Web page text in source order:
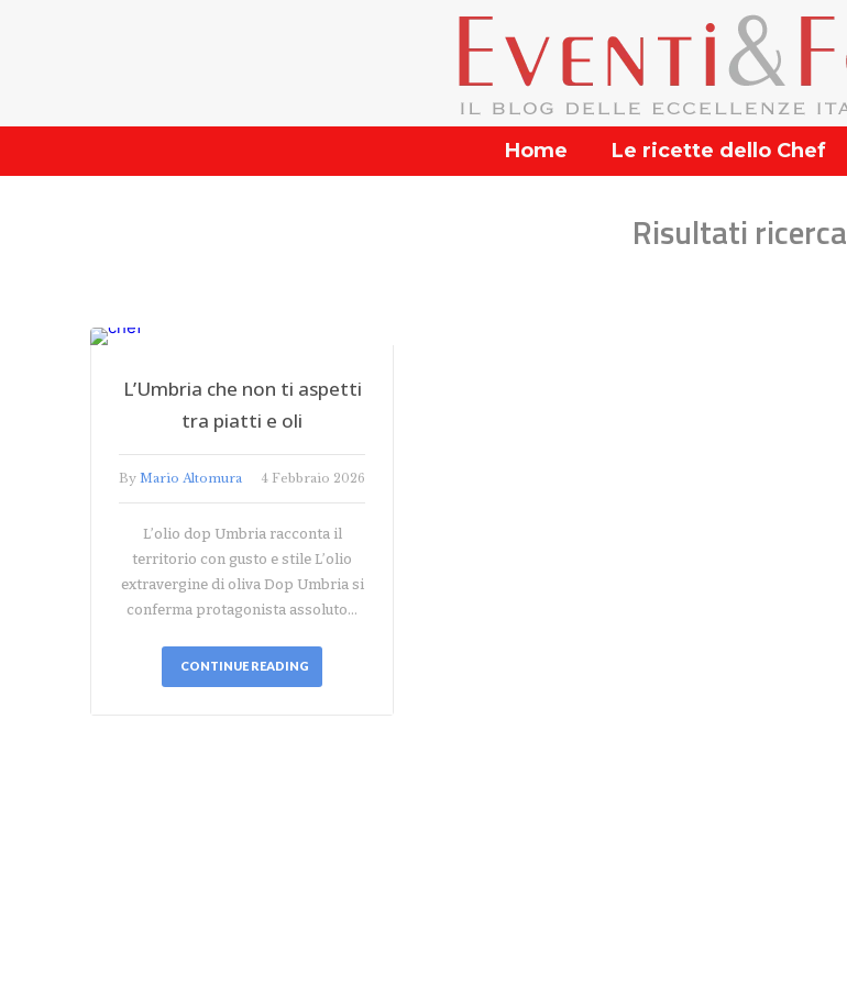
Home Le ricette dello Chef
Risultati ricerca
L’Umbria che non ti aspetti
tra piatti e oli
By Mario Altomura 4 Febbraio 2026
L’olio dop Umbria racconta il
territorio con gusto e stile L’olio
extravergine di oliva Dop Umbria si
conferma protagonista assoluto…
CONTINUE READING